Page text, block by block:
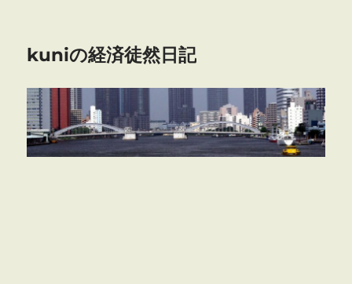
kuniの経済徒然日記